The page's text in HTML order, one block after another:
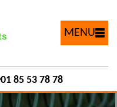
MENU
01 85 53 78 78